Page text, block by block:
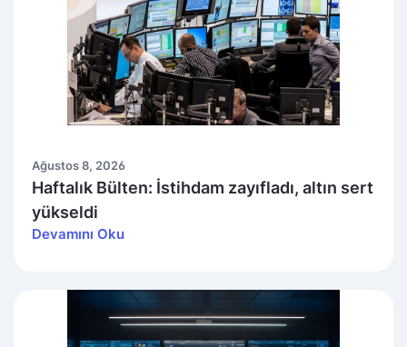
Ağustos 8, 2026
Haftalık Bülten: İstihdam zayıfladı, altın sert
yükseldi
Devamını Oku